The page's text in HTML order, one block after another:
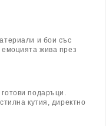
и бои със
емоцията жива през
подаръци.
кутия, директно